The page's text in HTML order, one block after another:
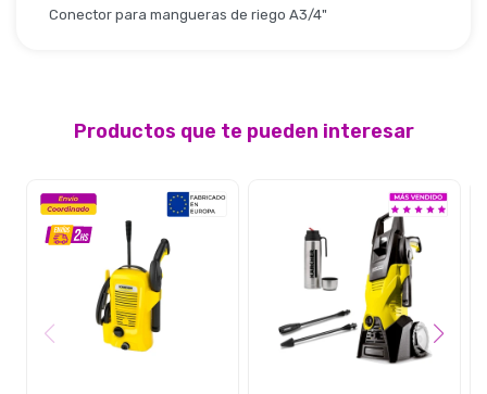
Conector para mangueras de riego A3/4"
Productos que te pueden interesar